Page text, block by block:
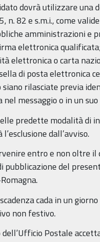
dovrà utilizzare una
n. 82 e s.m.i., come
amministrazioni e
elettronica
elettronica o carta
di posta elettronica
siano rilasciate previa
messaggio o in un
predette modalità di
dall’avviso.
entro e non oltre
pubblicazione del
cada in un
non festivo.
Postale